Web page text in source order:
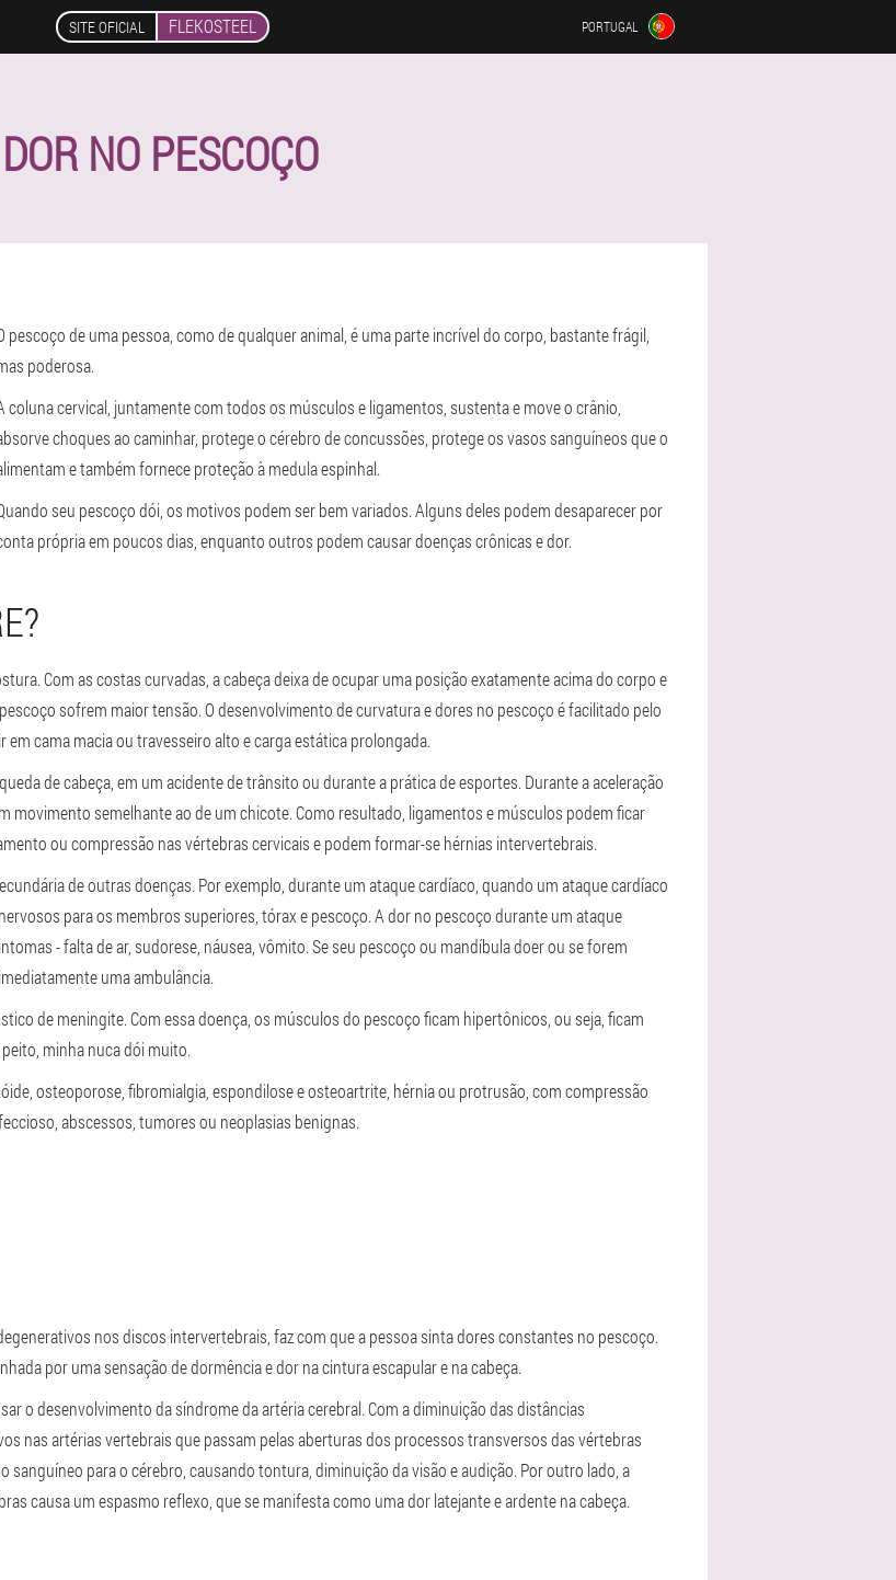
SITE OFICIAL FLEKOSTEEL PORTUGAL
DOR NO PESCOÇO
pescoço de uma pessoa, como de qualquer animal, é uma parte incrível do corpo, bastante frágil,
poderosa.
coluna cervical, juntamente com todos os músculos e ligamentos, sustenta e move o crânio,
choques ao caminhar, protege o cérebro de concussões, protege os vasos sanguíneos que o
e também fornece proteção à medula espinhal.
seu pescoço dói, os motivos podem ser bem variados. Alguns deles podem desaparecer por
própria em poucos dias, enquanto outros podem causar doenças crônicas e dor.
Com as costas curvadas, a cabeça deixa de ocupar uma posição exatamente acima do corpo e
sofrem maior tensão. O desenvolvimento de curvatura e dores no pescoço é facilitado pelo
cama macia ou travesseiro alto e carga estática prolongada.
de cabeça, em um acidente de trânsito ou durante a prática de esportes. Durante a aceleração
movimento semelhante ao de um chicote. Como resultado, ligamentos e músculos podem ficar
ou compressão nas vértebras cervicais e podem formar-se hérnias intervertebrais.
de outras doenças. Por exemplo, durante um ataque cardíaco, quando um ataque cardíaco
para os membros superiores, tórax e pescoço. A dor no pescoço durante um ataque
- falta de ar, sudorese, náusea, vômito. Se seu pescoço ou mandíbula doer ou se forem
uma ambulância.
de meningite. Com essa doença, os músculos do pescoço ficam hipertônicos, ou seja, ficam
minha nuca dói muito.
osteoporose, fibromialgia, espondilose e osteoartrite, hérnia ou protrusão, com compressão
abscessos, tumores ou neoplasias benignas.
nos discos intervertebrais, faz com que a pessoa sinta dores constantes no pescoço.
por uma sensação de dormência e dor na cintura escapular e na cabeça.
o desenvolvimento da síndrome da artéria cerebral. Com a diminuição das distâncias
nas artérias vertebrais que passam pelas aberturas dos processos transversos das vértebras
sanguíneo para o cérebro, causando tontura, diminuição da visão e audição. Por outro lado, a
causa um espasmo reflexo, que se manifesta como uma dor latejante e ardente na cabeça.